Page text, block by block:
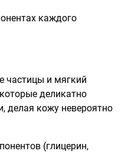
каждого
частицы и мягкий
деликатно
делая кожу невероятно
(глицерин,